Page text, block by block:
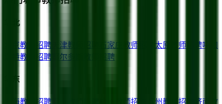
华北
北京教师招聘 天津教师招聘 石家庄 教师招聘 太原 教师招聘呼和
浩特教师招聘 鄂尔多斯 教师招聘
华东
上海教师招聘 教师招聘 苏州教师招聘 济南
教